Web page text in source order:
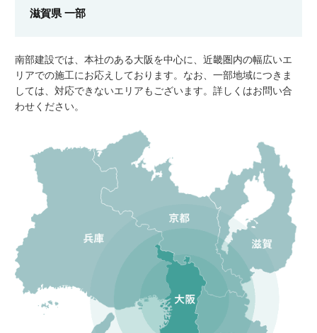
南部建設では、本社のある大阪を中心に、近畿圏内の幅広いエ
リアでの施工にお応えしております。なお、一部地域につきま
しては、対応できないエリアもございます。詳しくはお問い合
わせください。
滋賀県 一部